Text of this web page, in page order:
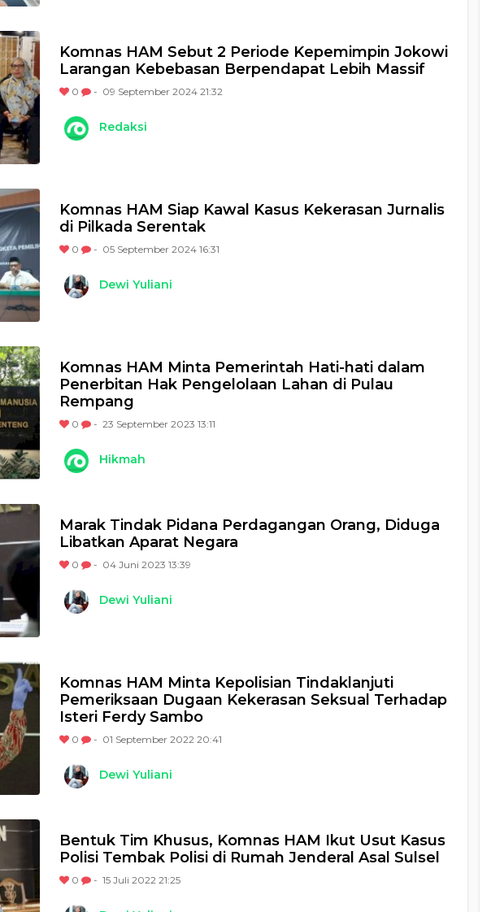
Komnas HAM Sebut 2 Periode Kepemimpin Jokowi
Larangan Kebebasan Berpendapat Lebih Massif
0 - 09 September 2024 21:32
Redaksi
Komnas HAM Siap Kawal Kasus Kekerasan Jurnalis
di Pilkada Serentak
0 - 05 September 2024 16:31
Dewi Yuliani
Komnas HAM Minta Pemerintah Hati-hati dalam
Penerbitan Hak Pengelolaan Lahan di Pulau
Rempang
0 - 23 September 2023 13:11
Hikmah
Marak Tindak Pidana Perdagangan Orang, Diduga
Libatkan Aparat Negara
0 - 04 Juni 2023 13:39
Dewi Yuliani
Komnas HAM Minta Kepolisian Tindaklanjuti
Pemeriksaan Dugaan Kekerasan Seksual Terhadap
Isteri Ferdy Sambo
0 - 01 September 2022 20:41
Dewi Yuliani
Bentuk Tim Khusus, Komnas HAM Ikut Usut Kasus
Polisi Tembak Polisi di Rumah Jenderal Asal Sulsel
0 - 15 Juli 2022 21:25